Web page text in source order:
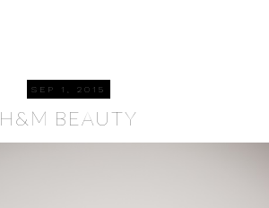
SEP 1, 2015
H&M BEAUTY